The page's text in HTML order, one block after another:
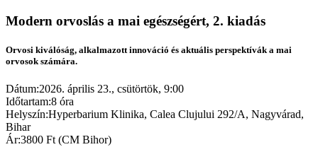
Modern orvoslás a mai egészségért, 2. kiadás
Orvosi kiválóság, alkalmazott innováció és aktuális perspektívák a mai
orvosok számára.
Dátum:2026. április 23., csütörtök, 9:00
Időtartam:8 óra
Helyszín:Hyperbarium Klinika, Calea Clujului 292/A, Nagyvárad,
Bihar
Ár:3800 Ft (CM Bihor)